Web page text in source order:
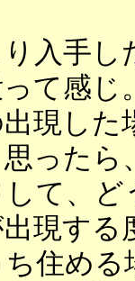
入手し
て感じ。
現した
ったら
て、
現する
住め